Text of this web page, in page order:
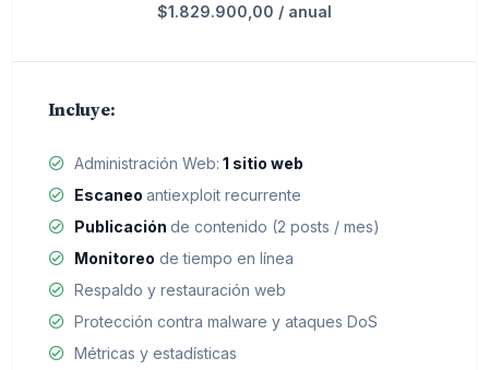
$1.829.900,00 / anual
Incluye:
Administración Web: 1 sitio web
Escaneo antiexploit recurrente
Publicación de contenido (2 posts / mes)
Monitoreo de tiempo en línea
Respaldo y restauración web
Protección contra malware y ataques DoS
Métricas y estadísticas